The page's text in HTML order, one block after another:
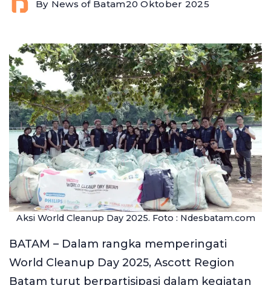
By News of Batam20 Oktober 2025
Aksi World Cleanup Day 2025. Foto : Ndesbatam.com
BATAM – Dalam rangka memperingati
World Cleanup Day 2025, Ascott Region
Batam turut berpartisipasi dalam kegiatan